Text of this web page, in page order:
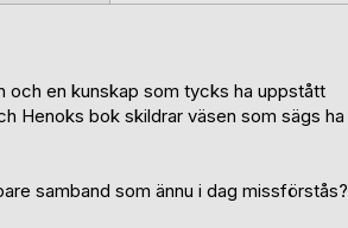
och en kunskap som tycks ha uppstått
Henoks bok skildrar väsen som sägs ha
samband som ännu i dag missförstås?